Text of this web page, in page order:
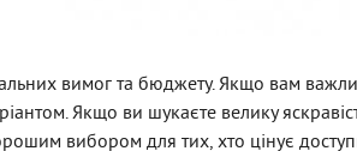
вимог та бюджету. Якщо вам
Якщо ви шукаєте велику
вибором для тих, хто цінує